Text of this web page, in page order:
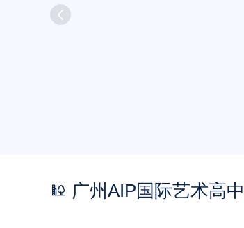

 广州AIP国际艺术高中